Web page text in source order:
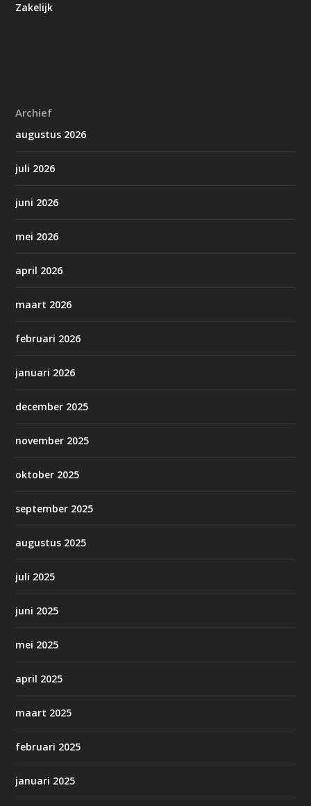
Zakelijk
Archief
augustus 2026
juli 2026
juni 2026
mei 2026
april 2026
maart 2026
februari 2026
januari 2026
december 2025
november 2025
oktober 2025
september 2025
augustus 2025
juli 2025
juni 2025
mei 2025
april 2025
maart 2025
februari 2025
januari 2025